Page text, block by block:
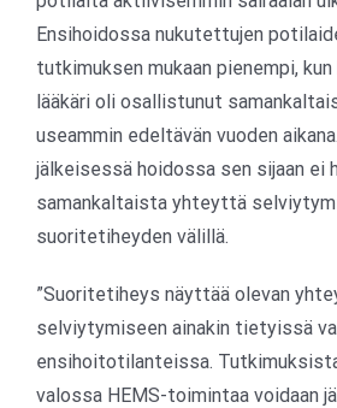
Ensihoidossa nukutettujen
tutkimuksen mukaan pienempi,
lääkäri oli osallistunut
useammin edeltävän vuoden
jälkeisessä hoidossa sen sijaan ei
samankaltaista yhteyttä
suoritetiheyden välillä.
”Suoritetiheys näyttää olevan
selviytymiseen ainakin tietyissä
ensihoitotilanteissa.
valossa HEMS-toimintaa voidaan